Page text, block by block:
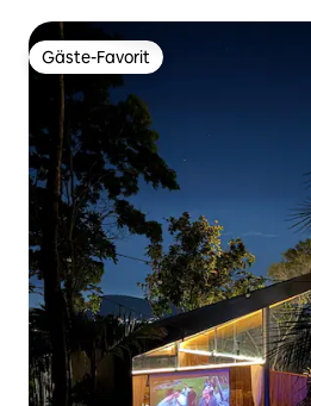
Gäste-Favorit
Gäste-Favorit